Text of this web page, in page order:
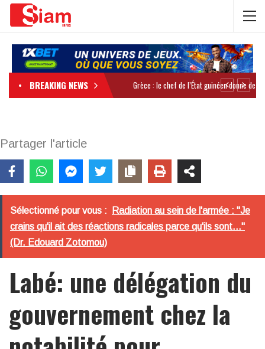
BREAKING NEWS
Partager l'article
Sélectionné pour vous :
Radiation au sein de l'armée : "Je
crains qu'il ait des réactions radicales parce qu'ils sont..."
(Dr. Edouard Zotomou)
Labé: une délégation du
gouvernement chez la